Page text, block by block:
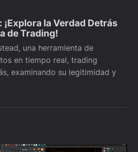
¡Explora la Verdad Detrás
de Trading!
una herramienta de
en tiempo real, trading
examinando su legitimidad y